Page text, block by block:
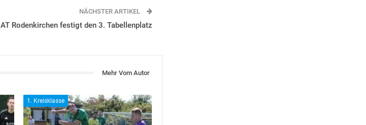
NÄCHSTER ARTIKEL
AT Rodenkirchen festigt den 3. Tabellenplatz
Mehr Vom Autor
1. Kreisklasse